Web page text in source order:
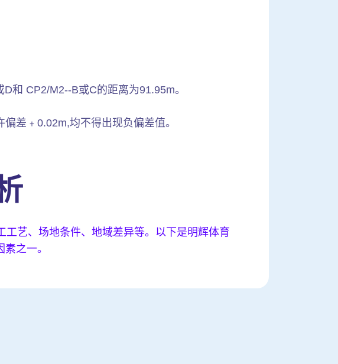
和 CP2/M2--B或C的距离为91.95m。
差﹢0.02m,均不得出现负偏差值。
艺、场地条件、地域差异等。以下是明辉体育
之一。